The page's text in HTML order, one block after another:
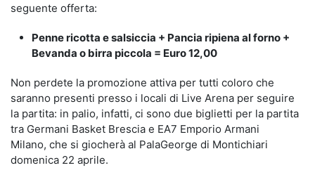
seguente offerta:
Penne ricotta e salsiccia + Pancia ripiena al forno +
Bevanda o birra piccola = Euro 12,00
Non perdete la promozione attiva per tutti coloro che
saranno presenti presso i locali di Live Arena per seguire
la partita: in palio, infatti, ci sono due biglietti per la partita
tra Germani Basket Brescia e EA7 Emporio Armani
Milano, che si giocherà al PalaGeorge di Montichiari
domenica 22 aprile.